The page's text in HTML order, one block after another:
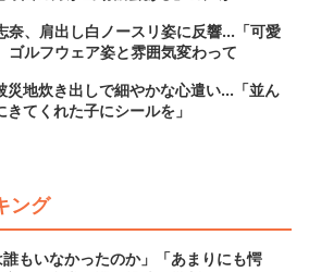
奈、肩出し白ノースリ姿に反響...「可愛
ルフウェア姿と雰囲気変わって
災地炊き出しで細やかな心遣い...「並ん
てくれた子にシールを」
ング
もいなかったのか」「あまりにも愕